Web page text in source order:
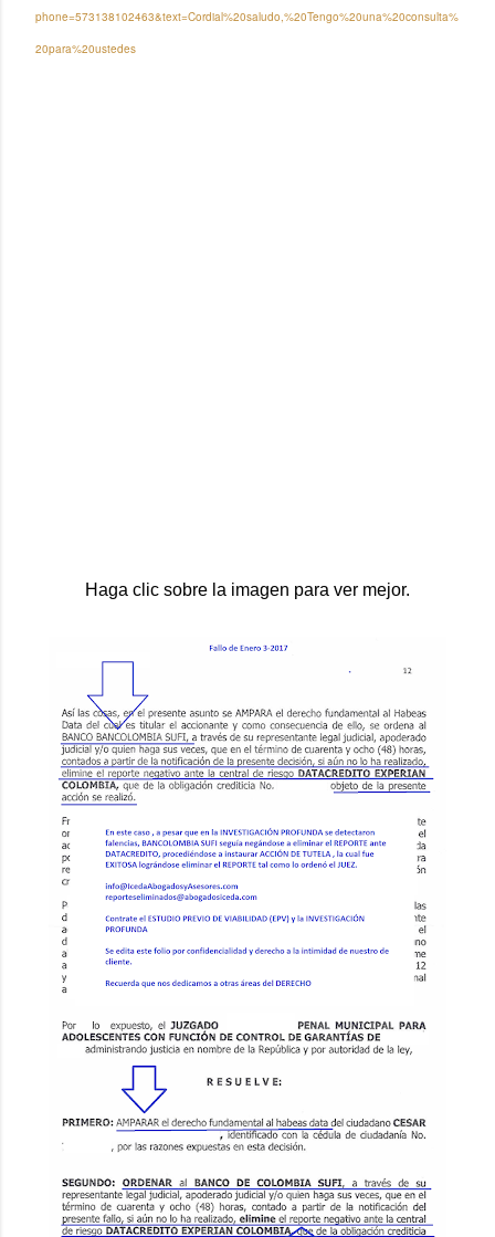
phone=573138102463&text=Cordial%20saludo,%20Tengo%20una%20consulta%
20para%20ustedes
Haga clic sobre la imagen para ver mejor.